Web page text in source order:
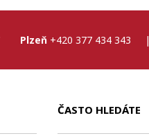
Plzeň +420 377 434 343 |
ČASTO HLEDÁTE